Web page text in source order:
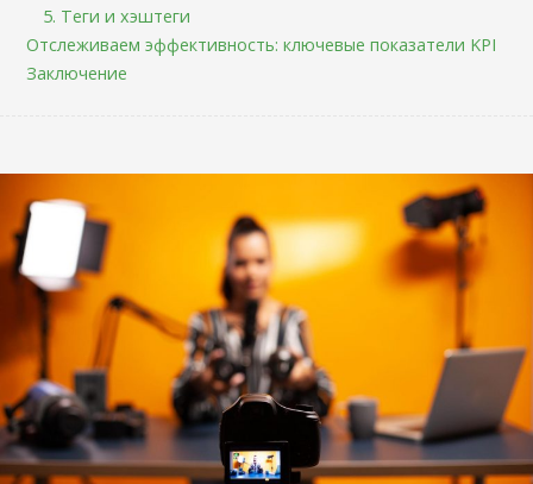
5. Теги и хэштеги
Отслеживаем эффективность: ключевые показатели KPI
Заключение